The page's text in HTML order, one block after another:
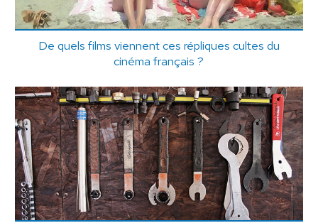
De quels films viennent ces répliques cultes du
cinéma français ?